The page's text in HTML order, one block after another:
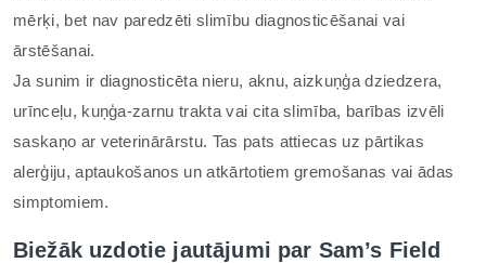
mērķi, bet nav paredzēti slimību diagnosticēšanai vai
ārstēšanai.
Ja sunim ir diagnosticēta nieru, aknu, aizkuņģa dziedzera,
urīnceļu, kuņģa-zarnu trakta vai cita slimība, barības izvēli
saskaņo ar veterinārārstu. Tas pats attiecas uz pārtikas
alerģiju, aptaukošanos un atkārtotiem gremošanas vai ādas
simptomiem.
Biežāk uzdotie jautājumi par Sam’s Field